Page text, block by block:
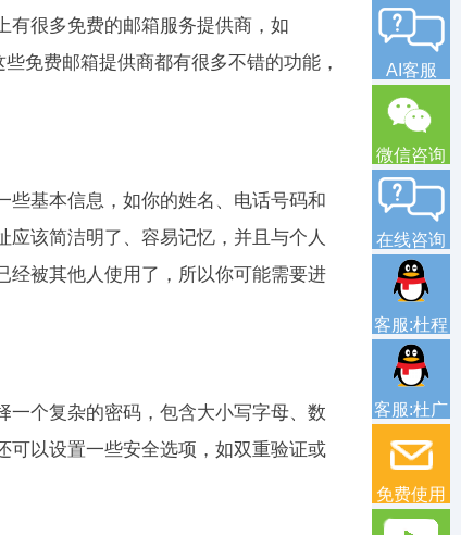
有很多免费的邮箱服务提供商，如
免费邮箱提供商都有很多不错的功能，
些基本信息，如你的姓名、电话号码和
该简洁明了、容易记忆，并且与个人
经被其他人使用了，所以你可能需要进
一个复杂的密码，包含大小写字母、数
可以设置一些安全选项，如双重验证或
AI客服
微信咨询
在线咨询
客服:杜程
客服:杜广
免费使用